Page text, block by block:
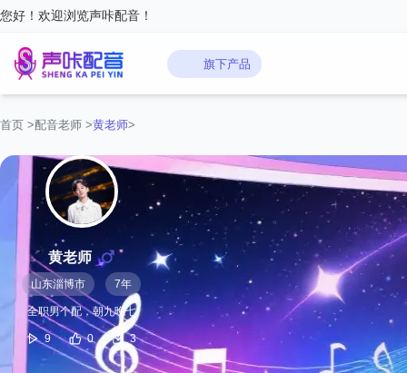
您好！欢迎浏览声咔配音！
旗下产品
首页 >配音老师 >黄老师>
黄老师
山东淄博市 7年
全职男个配，朝九晚七
9 0 3